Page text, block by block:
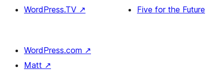
WordPress.TV ↗
Five for the Future
WordPress.com ↗
Matt ↗